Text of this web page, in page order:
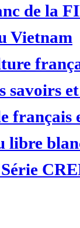
de la
Vietnam
savoirs
libre